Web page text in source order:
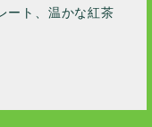
ート、温かな紅茶